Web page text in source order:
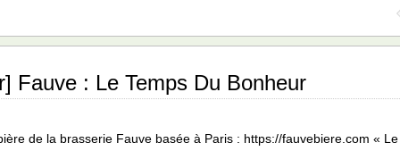
Fauve : Le Temps Du Bonheur
de la brasserie Fauve basée à Paris : https://fauvebiere.com « Le